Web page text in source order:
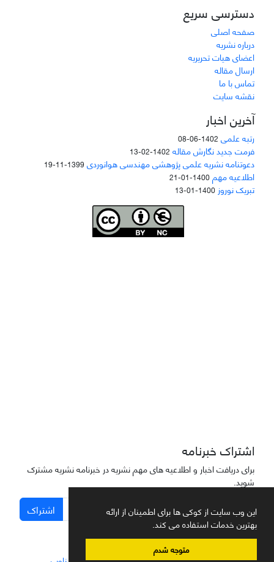
این وب سایت از کوکی ها برای اطمینان از ارائه
بهترین خدمات استفاده می کند.
متوجه شدم
دسترسی سریع
صفحه اصلی
درباره نشریه
اعضای هیات تحریریه
ارسال مقاله
تماس با ما
نقشه سایت
آخرین اخبار
رتبه علمی 1402-06-08
فرمت جدید نگارش مقاله 1402-02-13
دعوتنامه نشریه علمی پژوهشی مهندسی هوانوردی1399-11-19
اطلاعیه مهم1400-01-21
تبریک نوروز 1400-01-13
اشتراک خبرنامه
برای دریافت اخبار و اطلاعیه های مهم نشریه در خبرنامه نشریه مشترک
شوید.
اشتراک